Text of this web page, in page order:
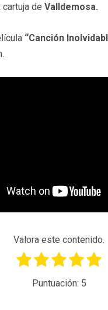
cartuja de Valldemosa.
“Canción
Valora este contenido.
Puntuación: 5